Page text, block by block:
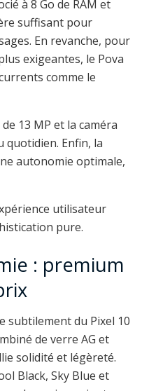
à 8 Go de RAM et
suffisant pour
En revanche, pour
exigeantes, le Pova
comme le
13 MP et la caméra
Enfin, la
autonomie optimale,
utilisateur
pure.
: premium
subtilement du Pixel 10
de verre AG et
solidité et légèreté.
Black, Sky Blue et